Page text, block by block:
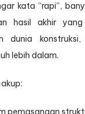
kata “rapi”,
hasil akhir
dunia konstruksi,
lebih dalam.
pemasangan